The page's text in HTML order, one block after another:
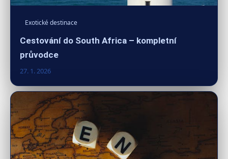
Exotické destinace
Cestování do South Africa – kompletní
průvodce
27. 1. 2026